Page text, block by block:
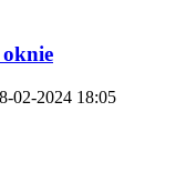
02-2024 18:05